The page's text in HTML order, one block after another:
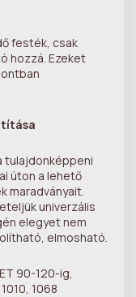
festék, csak
hozzá. Ezeket
tulajdonképpeni
úton a lehető
maradványait.
univerzális
elegyet nem
elmosható.
90-120-ig,
1068